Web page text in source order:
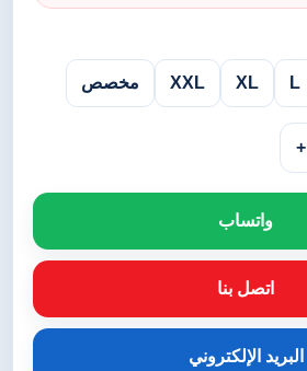
L
XL
XXL مخصص
+
واتساب
اتصل بنا
البريد الإلكتروني